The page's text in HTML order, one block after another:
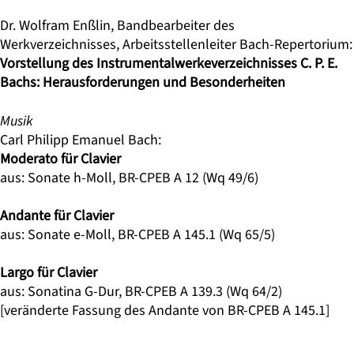
Dr. Wolfram Enßlin, Bandbearbeiter des
Werkverzeichnisses, ArbeitsstellenleiterBach-Repertorium:
Vorstellung des Instrumentalwerkeverzeichnisses C. P. E.
Bachs: Herausforderungen und Besonderheiten
Musik
Carl Philipp Emanuel Bach:
Moderato für Clavier
aus: Sonate h-Moll, BR-CPEB A 12 (Wq 49/6)
Andante für Clavier
aus: Sonate e-Moll, BR‑CPEB A 145.1 (Wq 65/5)
Largo für Clavier
aus: Sonatina G-Dur, BR‑CPEB A 139.3 (Wq 64/2)
[veränderte Fassung des Andante von BR-CPEB A 145.1]